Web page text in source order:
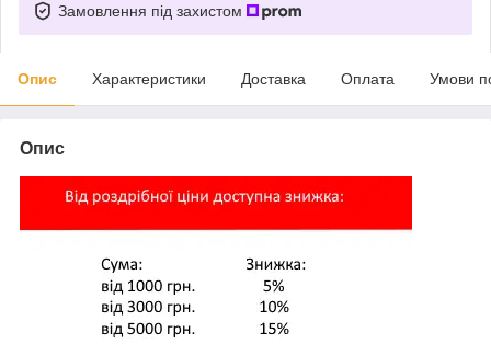
Замовлення під захистом
Опис Характеристики Доставка Оплата Умови
Опис